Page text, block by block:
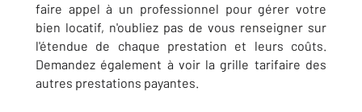
faire appel à un professionnel pour gérer votre
bien locatif, n'oubliez pas de vous renseigner sur
l'étendue de chaque prestation et leurs coûts.
Demandez également à voir la grille tarifaire des
autres prestations payantes.